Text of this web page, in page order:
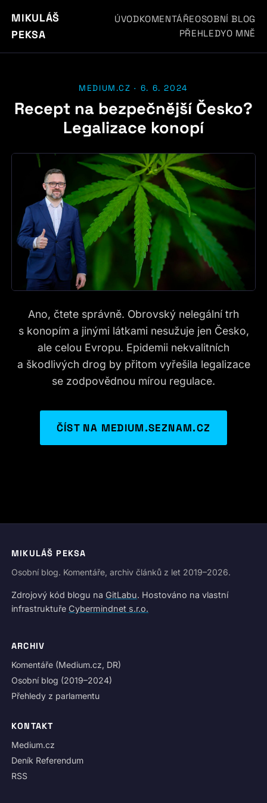
MIKULÁŠ
PEKSA
ÚVODKOMENTÁŘEOSOBNÍ BLOG
PŘEHLEDYO MNĚ
MEDIUM.CZ · 6. 6. 2024
Recept na bezpečnější Česko?
Legalizace konopí
Ano, čtete správně. Obrovský nelegální trh
s konopím a jinými látkami nesužuje jen Česko,
ale celou Evropu. Epidemii nekvalitních
a škodlivých drog by přitom vyřešila legalizace
se zodpovědnou mírou regulace.
ČÍST NA MEDIUM.SEZNAM.CZ
MIKULÁŠ PEKSA
Osobní blog. Komentáře, archiv článků z let 2019–2026.
Zdrojový kód blogu na GitLabu. Hostováno na vlastní
infrastruktuře Cybermindnet s.r.o.
ARCHIV
Komentáře (Medium.cz, DR)
Osobní blog (2019–2024)
Přehledy z parlamentu
KONTAKT
Medium.cz
Deník Referendum
RSS